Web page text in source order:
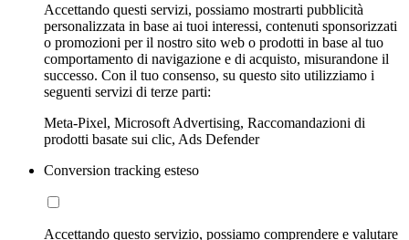
Accettando questi servizi, possiamo mostrarti pubblicità
personalizzata in base ai tuoi interessi, contenuti sponsorizzati
o promozioni per il nostro sito web o prodotti in base al tuo
comportamento di navigazione e di acquisto, misurandone il
successo. Con il tuo consenso, su questo sito utilizziamo i
seguenti servizi di terze parti:
Meta-Pixel, Microsoft Advertising, Raccomandazioni di
prodotti basate sui clic, Ads Defender
Conversion tracking esteso
Accettando questo servizio, possiamo comprendere e valutare